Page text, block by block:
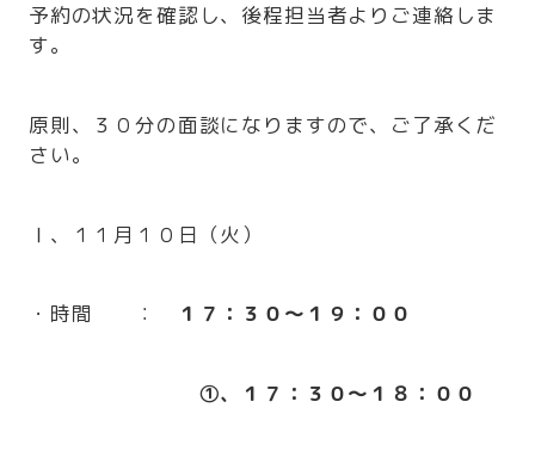
予約の状況を確認し、後程担当者よりご連絡しま
す。
原則、３０分の面談になりますので、ご了承くだ
さい。
Ⅰ、１１月１０日（火）
・時間 ： １７：３０～１９：００
①、１７：３０～１８：００